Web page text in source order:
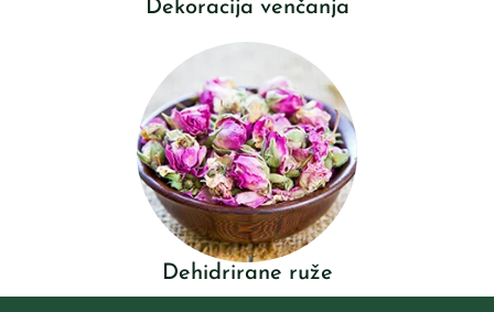
Dekoracija venčanja
Dehidrirane ruže